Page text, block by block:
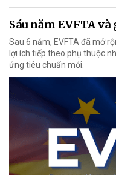
Sáu năm EVFTA
Sau 6 năm, EVFTA đã mở
lợi ích tiếp theo phụ thuộc
ứng tiêu chuẩn mới.